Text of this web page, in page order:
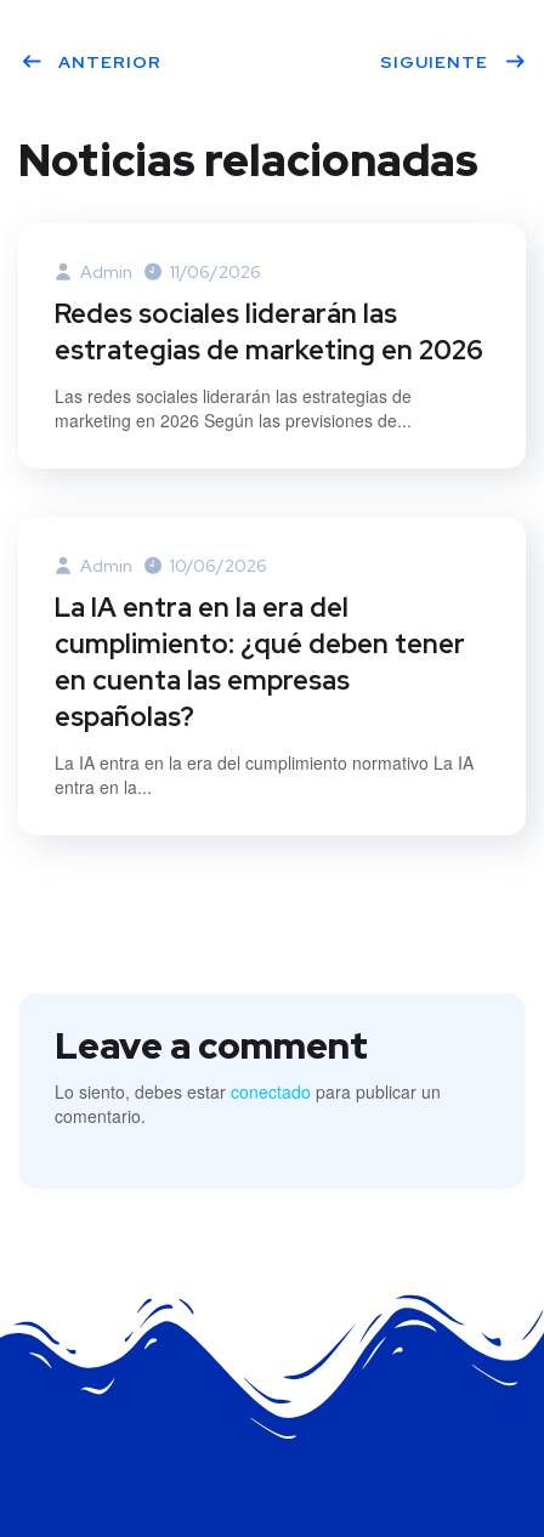
er book dIn
ANTERIOR SIGUIENTE
Noticias relacionadas
Admin 11/06/2026
Redes sociales liderarán las
estrategias de marketing en 2026
Las redes sociales liderarán las estrategias de
marketing en 2026 Según las previsiones de...
Admin 10/06/2026
La IA entra en la era del
cumplimiento: ¿qué deben tener
en cuenta las empresas
españolas?
La IA entra en la era del cumplimiento normativo La IA
entra en la...
Leave a comment
Lo siento, debes estar conectado para publicar un
comentario.